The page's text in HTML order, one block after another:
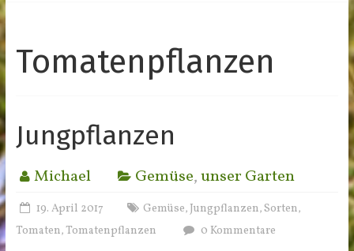
Tomatenpflanzen
Jungpflanzen
Michael Gemüse,unser Garten
19. April 2017 Gemüse, Jungpflanzen,Sorten,
Tomaten,Tomatenpflanzen 0 Kommentare